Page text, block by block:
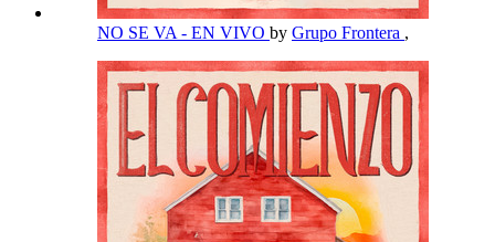
NO SE VA - EN VIVO by Grupo Frontera ,